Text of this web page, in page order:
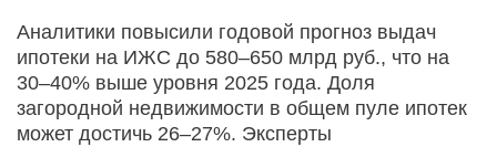
Аналитики повысили годовой прогноз выдач
ипотеки на ИЖС до 580–650 млрд руб., что на
30–40% выше уровня 2025 года. Доля
загородной недвижимости в общем пуле ипотек
может достичь 26–27%. Эксперты